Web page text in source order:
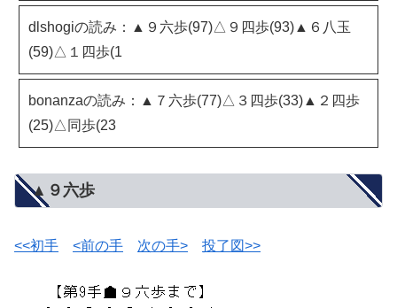
dlshogiの読み：▲９六歩(97)△９四歩(93)▲６八玉
(59)△１四歩(1
bonanzaの読み：▲７六歩(77)△３四歩(33)▲２四歩
(25)△同歩(23
▲９六歩
<<初手 <前の手 次の手> 投了図>>